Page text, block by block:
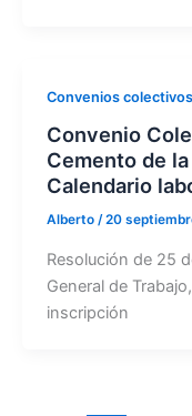
Convenios
Convenio
Cemento de
Calendario
Alberto /20
Resolución de 25
General de
inscripción